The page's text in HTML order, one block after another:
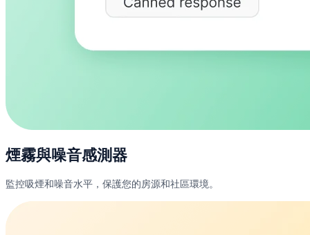
煙霧與噪音感測器
監控吸煙和噪音水平，保護您的房源和社區環境。